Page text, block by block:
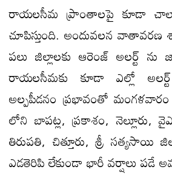
రాయలసీమ ప్రాంతాలపై కూడా చాలా
చూపిస్తుంది. అందువలన
పలు జిల్లాలకు ఆరెంజ్ అలర్ట్
రాయలసీమకు కూడా ఎల్లో
అల్పపీడనం ప్రభావంతో మంగళవారం
లోని బాపట్ల, ప్రకాశం, నెల్లూరు,
తిరుపతి, చిత్తూరు, శ్రీ
ఎడతెరిపి లేకుండా భారీ వర్షాలు పడే